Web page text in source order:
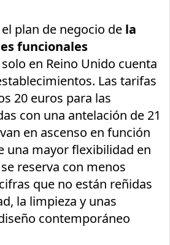
plan de negocio de la
funcionales
en Reino Unido cuenta
Las tarifas
20 euros para las
con una antelación de 21
en ascenso en función
una mayor flexibilidad en
reserva con menos
que no están reñidas
la limpieza y unas
contemporáneo